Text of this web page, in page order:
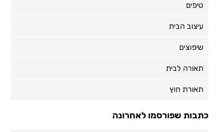
טיפים
עיצוב הבית
שיפוצים
תאורה לבית
תאורת חוץ
כתבות שפורסמו לאחרונה